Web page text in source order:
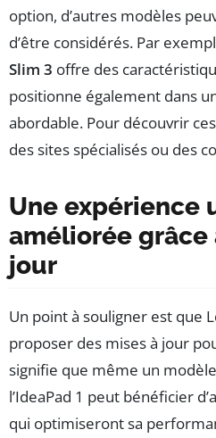
option, d’autres modèles
d’être considérés. Par
Slim 3 offre des
positionne également dans
abordable. Pour découvrir
des sites spécialisés ou des
Une expérience
améliorée grâce
jour
Un point à souligner est que
proposer des mises à jour
signifie que même un
l’IdeaPad 1 peut bénéficier
qui optimiseront sa